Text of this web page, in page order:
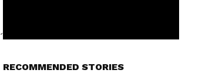
RECOMMENDED STORIES